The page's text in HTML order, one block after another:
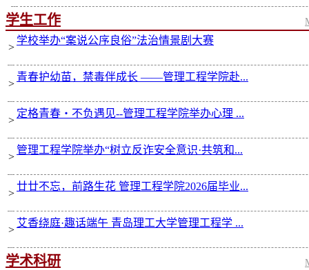
学生工作
>
学校举办“案说公序良俗”法治情景剧大赛
>
青春护幼苗，禁毒伴成长 ——管理工程学院赴...
>
定格青春・不负遇见--管理工程学院举办心理 ...
>
管理工程学院举办“树立反诈安全意识·共筑和...
>
廿廿不忘，前路生花 管理工程学院2026届毕业...
>
艾香绕庭·趣话端午 青岛理工大学管理工程学 ...
学术科研